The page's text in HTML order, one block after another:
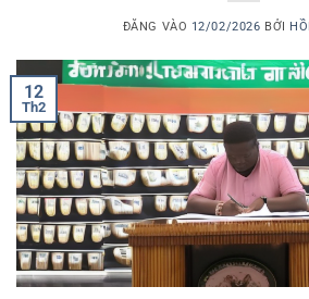
ĐĂNG VÀO 12/02/2026 BỞI
12
Th2